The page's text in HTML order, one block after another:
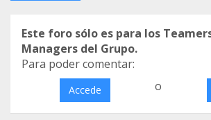
Este foro sólo es para los
Managers del Grupo.
Para poder comentar:
Accede o